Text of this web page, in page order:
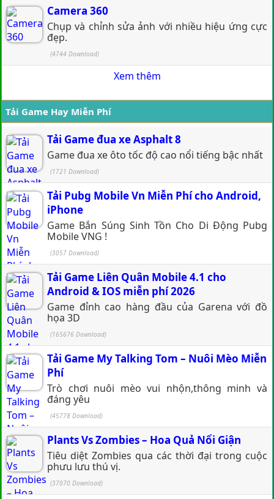
Camera 360
Chụp và chỉnh sửa ảnh với nhiều hiệu ứng cực
đẹp.
(4744 Download)
Xem thêm
Tải Game Hay Miễn Phí
Tải Game đua xe Asphalt 8
Game đua xe ôto tốc độ cao nổi tiếng bậc nhất
(1721 Download)
Tải Pubg Mobile Vn Miễn Phí cho Android,
iPhone
Game Bắn Súng Sinh Tồn Cho Di Động Pubg
Mobile VNG !
(3057 Download)
Tải Game Liên Quân Mobile 4.1 cho
Android & IOS miễn phí 2026
Game đỉnh cao hàng đầu của Garena với đồ
họa 3D
(165676 Download)
Tải Game My Talking Tom – Nuôi Mèo Miễn
Phí
Trò chơi nuôi mèo vui nhộn,thông minh và
đáng yêu
(45778 Download)
Plants Vs Zombies – Hoa Quả Nổi Giận
Tiêu diệt Zombies qua các thời đại trong cuộc
phưu lưu thú vị.
(37070 Download)